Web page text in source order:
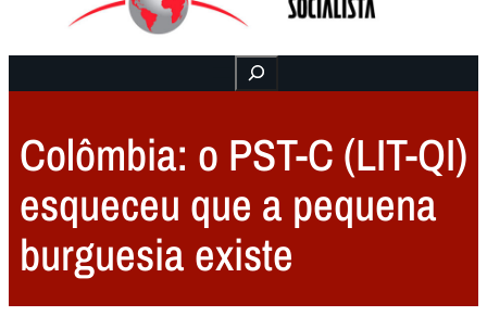
Buscar
Colômbia: o PST-C (LIT-QI)
esqueceu que a pequena
burguesia existe